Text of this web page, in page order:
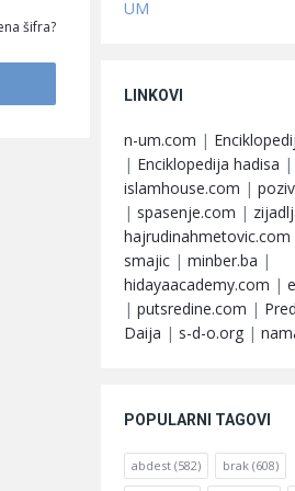
šifra?
UM
LINKOVI
n-um.com |
| Enciklopedija hadisa |
islamhouse.com |
| spasenje.com |
hajrudinahmetovic.com
smajic | minber.ba |
hidayaacademy.com |
| putsredine.com |
Daija | s-d-o.org |
POPULARNI TAGOVI
abdest (582) brak (608)